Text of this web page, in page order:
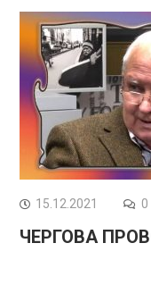
15.12.2021 0
ЧЕРГОВА